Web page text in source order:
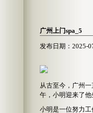
广州上门spa_5
发布日期：2025-
从古至今，广州
午，小明迎来了他
小明是一位努力